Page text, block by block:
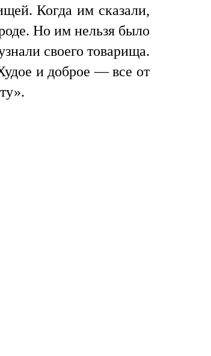
Когда им сказали,
Но им нельзя было
своего товарища.
и доброе — все от